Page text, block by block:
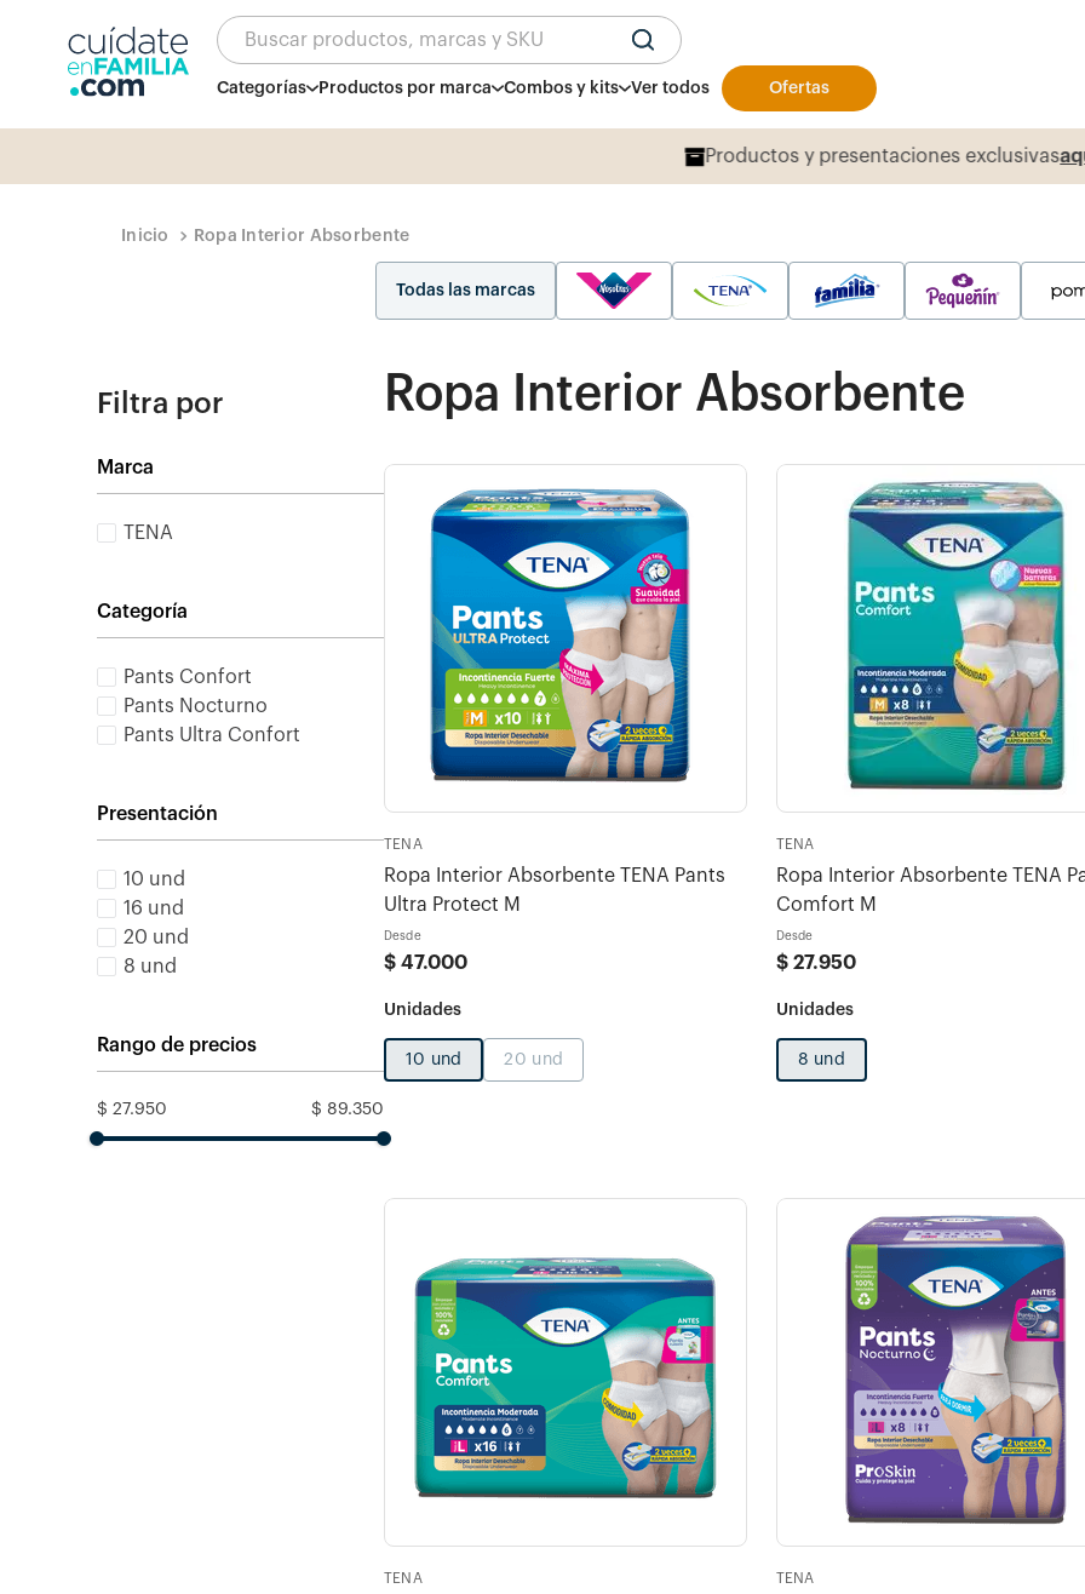
Buscar productos, marcas y SKU
Categorías Productos por marca Combos y kits Ver todos Ofertas
Productos y presentaciones exclusivas
Ropa Interior Absorbente
Todas las marcas
Filtra por
Marca
TENA
Categoría
Pants Confort
Pants Nocturno
Pants Ultra Confort
Presentación
10 und
16 und
20 und
8 und
Rango de precios
$ 27.950 $ 89.350
Ropa Interior Absorbente
TENA
Ropa Interior Absorbente TENA Pants
Ultra Protect M
Desde
$ 47.000
10 und 20 und
TENA
Ropa Interior Absorbente TENA
Comfort M
Desde
$ 27.950
8 und
TENA TENA